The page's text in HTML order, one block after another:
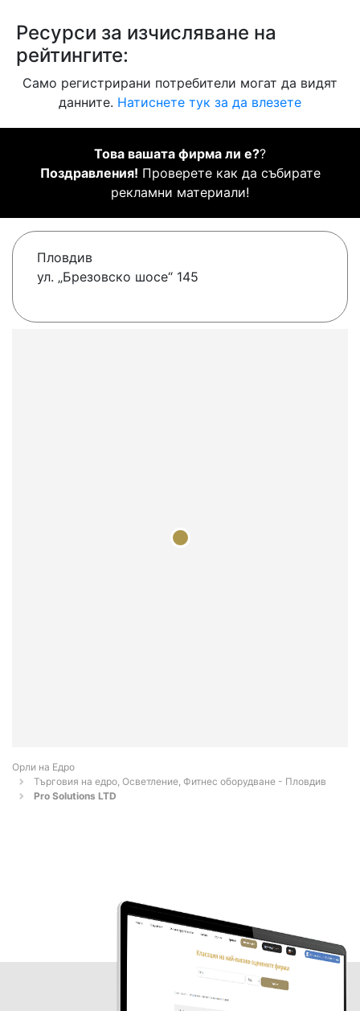
Ресурси за изчисляване на
рейтингите:
Само регистрирани потребители могат да видят
данните. Натиснете тук за да влезете
Това вашата фирма ли е??
Поздравления! Проверете как да събирате
рекламни материали!
Пловдив
ул. „Брезовско шосе“ 145
Орли на Едро
Търговия на едро, Осветление, Фитнес оборудване - Пловдив
Pro Solutions LTD